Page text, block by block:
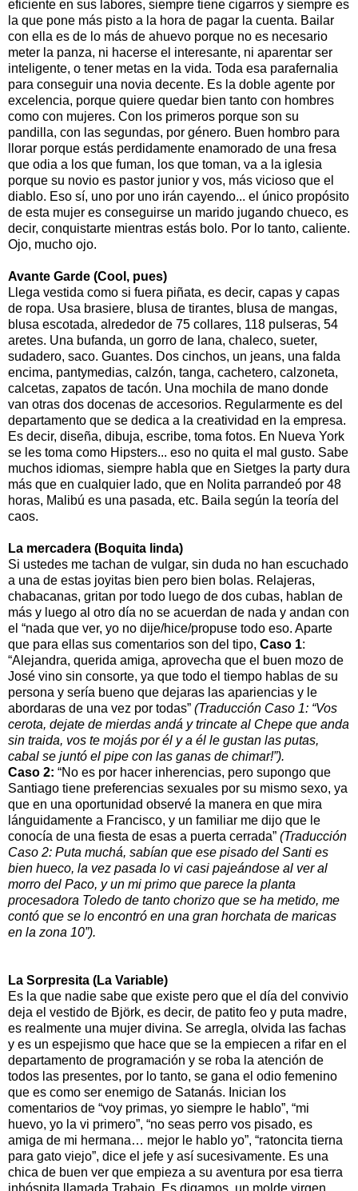
eficiente en sus labores, siempre tiene cigarros y siempre es
la que pone más pisto a la hora de pagar la cuenta. Bailar
con ella es de lo más de ahuevo porque no es necesario
meter la panza, ni hacerse el interesante, ni aparentar ser
inteligente, o tener metas en la vida. Toda esa parafernalia
para conseguir una novia decente. Es la doble agente por
excelencia, porque quiere quedar bien tanto con hombres
como con mujeres. Con los primeros porque son su
pandilla, con las segundas, por género. Buen hombro para
llorar porque estás perdidamente enamorado de una fresa
que odia a los que fuman, los que toman, va a la iglesia
porque su novio es pastor junior y vos, más vicioso que el
diablo. Eso sí, uno por uno irán cayendo... el único propósito
de esta mujer es conseguirse un marido jugando chueco, es
decir, conquistarte mientras estás bolo. Por lo tanto, caliente.
Ojo, mucho ojo.
Avante Garde (Cool, pues)
Llega vestida como si fuera piñata, es decir, capas y capas
de ropa. Usa brasiere, blusa de tirantes, blusa de mangas,
blusa escotada, alrededor de 75 collares, 118 pulseras, 54
aretes. Una bufanda, un gorro de lana, chaleco, sueter,
sudadero, saco. Guantes. Dos cinchos, un jeans, una falda
encima, pantymedias, calzón, tanga, cachetero, calzoneta,
calcetas, zapatos de tacón. Una mochila de mano donde
van otras dos docenas de accesorios. Regularmente es del
departamento que se dedica a la creatividad en la empresa.
Es decir, diseña, dibuja, escribe, toma fotos. En Nueva York
se les toma como Hipsters... eso no quita el mal gusto. Sabe
muchos idiomas, siempre habla que en Sietges la party dura
más que en cualquier lado, que en Nolita parrandeó por 48
horas, Malibú es una pasada, etc. Baila según la teoría del
caos.
La mercadera (Boquita linda)
Si ustedes me tachan de vulgar, sin duda no han escuchado
a una de estas joyitas bien pero bien bolas. Relajeras,
chabacanas, gritan por todo luego de dos cubas, hablan de
más y luego al otro día no se acuerdan de nada y andan con
el “nada que ver, yo no dije/hice/propuse todo eso. Aparte
que para ellas sus comentarios son del tipo, Caso 1:
“Alejandra, querida amiga, aprovecha que el buen mozo de
José vino sin consorte, ya que todo el tiempo hablas de su
persona y sería bueno que dejaras las apariencias y le
abordaras de una vez por todas” (Traducción Caso 1: “Vos
cerota, dejate de mierdas andá y trincate al Chepe que anda
sin traida, vos te mojás por él y a él le gustan las putas,
cabal se juntó el pipe con las ganas de chimar!”).
Caso 2: “No es por hacer inherencias, pero supongo que
Santiago tiene preferencias sexuales por su mismo sexo, ya
que en una oportunidad observé la manera en que mira
lánguidamente a Francisco, y un familiar me dijo que le
conocía de una fiesta de esas a puerta cerrada” (Traducción
Caso 2: Puta muchá, sabían que ese pisado del Santi es
bien hueco, la vez pasada lo vi casi pajeándose al ver al
morro del Paco, y un mi primo que parece la planta
procesadora Toledo de tanto chorizo que se ha metido, me
contó que se lo encontró en una gran horchata de maricas
en la zona 10”).
La Sorpresita (La Variable)
Es la que nadie sabe que existe pero que el día del convivio
deja el vestido de Björk, es decir, de patito feo y puta madre,
es realmente una mujer divina. Se arregla, olvida las fachas
y es un espejismo que hace que se la empiecen a rifar en el
departamento de programación y se roba la atención de
todos las presentes, por lo tanto, se gana el odio femenino
que es como ser enemigo de Satanás. Inician los
comentarios de “voy primas, yo siempre le hablo”, “mi
huevo, yo la vi primero”, “no seas perro vos pisado, es
amiga de mi hermana… mejor le hablo yo”, “ratoncita tierna
para gato viejo”, dice el jefe y así sucesivamente. Es una
chica de buen ver que empieza a su aventura por esa tierra
inhóspita llamada Trabajo. Es digamos, un molde virgen.